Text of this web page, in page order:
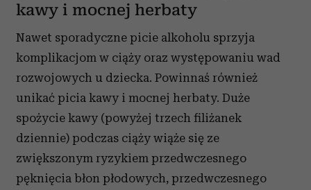
kawy i mocnej herbaty
Nawet sporadyczne picie alkoholu sprzyja
komplikacjom w ciąży oraz występowaniu wad
rozwojowych u dziecka. Powinnaś również
unikać picia kawy i mocnej herbaty. Duże
spożycie kawy (powyżej trzech filiżanek
dziennie) podczas ciąży wiąże się ze
zwiększonym ryzykiem przedwczesnego
pęknięcia błon płodowych, przedwczesnego